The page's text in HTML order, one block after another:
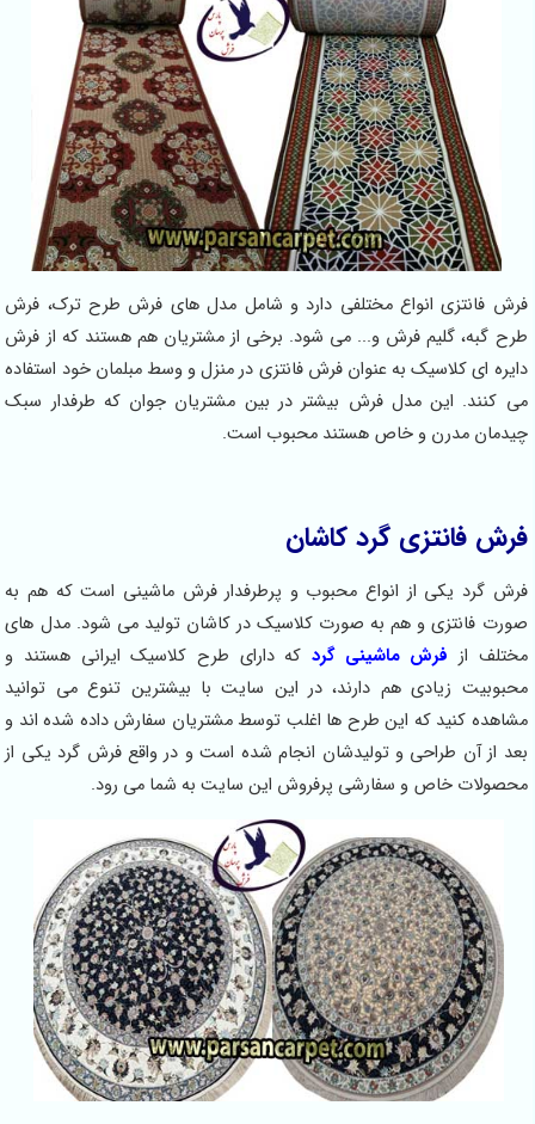
فرش فانتزی انواع مختلفی دارد و شامل مدل های فرش طرح ترک، فرش
طرح گبه، گلیم فرش و... می شود. برخی از مشتریان هم هستند که از فرش
دایره ای کلاسیک به عنوان فرش فانتزی در منزل و وسط مبلمان خود استفاده
می کنند. این مدل فرش بیشتر در بین مشتریان جوان که طرفدار سبک
چیدمان مدرن و خاص هستند محبوب است.
فرش فانتزی گرد کاشان
فرش گرد یکی از انواع محبوب و پرطرفدار فرش ماشینی است که هم به
صورت فانتزی و هم به صورت کلاسیک در کاشان تولید می شود. مدل های
مختلف از فرش ماشینی گرد که دارای طرح کلاسیک ایرانی هستند و
محبوبیت زیادی هم دارند، در این سایت با بیشترین تنوع می توانید
مشاهده کنید که این طرح ها اغلب توسط مشتریان سفارش داده شده اند و
بعد از آن طراحی و تولیدشان انجام شده است و در واقع فرش گرد یکی از
محصولات خاص و سفارشی پرفروش این سایت به شما می رود.